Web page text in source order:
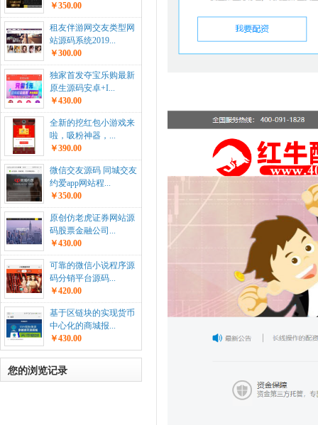
￥350.00
租友伴游网交友类型网
站源码系统2019...
￥300.00
独家首发夺宝乐购最新
原生源码安卓+I...
￥430.00
全新的挖红包小游戏来
啦，吸粉神器，...
￥390.00
微信交友源码 同城交友
约爱app网站程...
￥350.00
原创仿老虎证券网站源
码股票金融公司...
￥430.00
可靠的微信小说程序源
码分销平台源码...
￥420.00
基于区链块的实现货币
中心化的商城报...
￥430.00
您的浏览记录